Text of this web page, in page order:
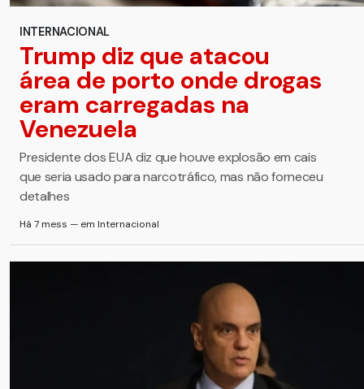
INTERNACIONAL
Trump diz que atacou
área de porto onde drogas
eram carregadas na
Venezuela
Presidente dos EUA diz que houve explosão em cais
que seria usado para narcotráfico, mas não forneceu
detalhes
Há 7 mess — em Internacional